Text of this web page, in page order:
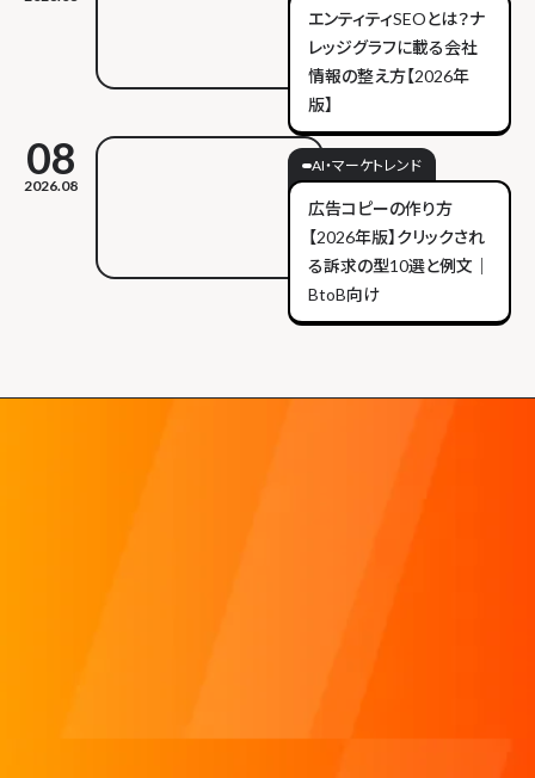
エンティティSEOとは？ナ
レッジグラフに載る会社
情報の整え方【2026年
版】
08
2026.08
AI・マーケトレンド
広告コピーの作り方
【2026年版】クリックされ
る訴求の型10選と例文｜
BtoB向け